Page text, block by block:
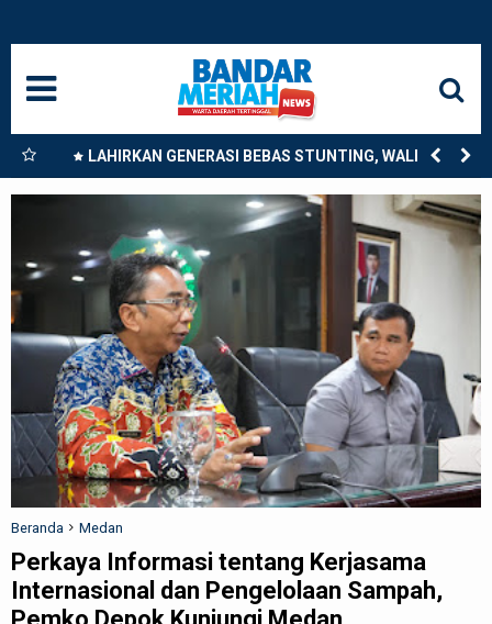
LAHIRKAN GENERASI BEBAS STUNTING, WALI KOTA
TEBING TINGGI DORONG OPTIMALISASI SP3 CATIN
Beranda Medan
Perkaya Informasi tentang Kerjasama
Internasional dan Pengelolaan Sampah,
NASIONAL
SUMUT
MEDAN
LANGKAT
ACEH
BISNIS
EDUKASI
ADVETORIAL
REDAKSI